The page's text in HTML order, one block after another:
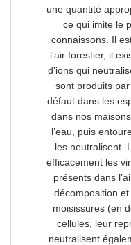
une quantité
ce qui imite le
connaissons. Il
l’air forestier, il
d’ions qui
sont produits
défaut dans les
dans nos
l’eau, puis
les neutralisent.
efficacement les
présents dans
décomposition
moisissures (en
cellules, leur
neutralisent